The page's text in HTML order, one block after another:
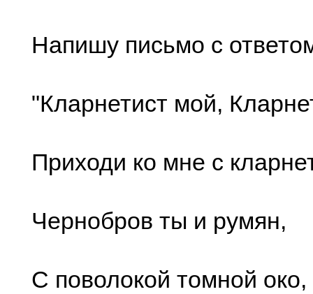
Напишу письмо с
"Кларнетист мой,
Приходи ко мне с
Чернобров ты и румян,
С поволокой томной око,